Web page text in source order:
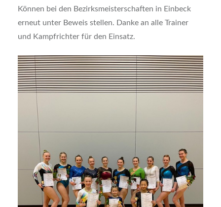
Können bei den Bezirksmeisterschaften in Einbeck
erneut unter Beweis stellen. Danke an alle Trainer
und Kampfrichter für den Einsatz.